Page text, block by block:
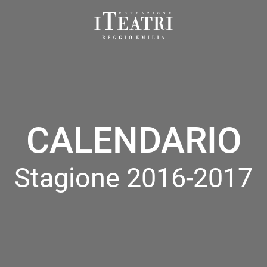
CALENDARIO
Stagione 2016-2017